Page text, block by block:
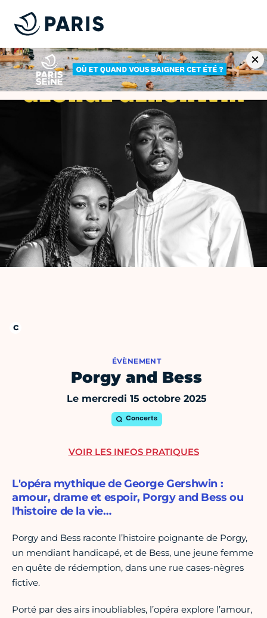
ÉVÈNEMENT
Porgy and Bess
Le mercredi 15 octobre 2025
Concerts
L'opéra mythique de George Gershwin :
amour, drame et espoir, Porgy and Bess ou
l'histoire de la vie…
Porgy and Bess raconte l’histoire poignante de Porgy,
un mendiant handicapé, et de Bess, une jeune femme
en quête de rédemption, dans une rue cases-nègres
fictive.
Porté par des airs inoubliables, l’opéra explore l’amour,
VOIR LES INFOS PRATIQUES